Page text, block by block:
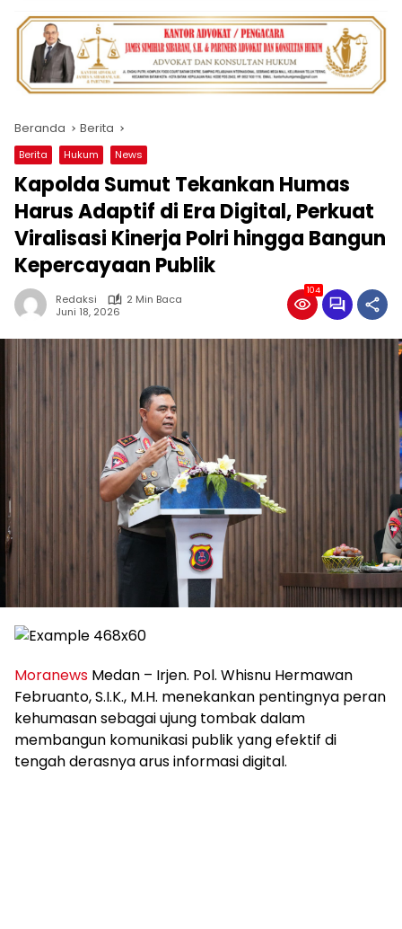
Beranda Berita
Berita Hukum News
Kapolda Sumut Tekankan Humas
Harus Adaptif di Era Digital, Perkuat
Viralisasi Kinerja Polri hingga Bangun
Kepercayaan Publik
Redaksi
2 Min Baca
Juni 18, 2026
104
Moranews Medan – Irjen. Pol. Whisnu Hermawan
Februanto, S.I.K., M.H. menekankan pentingnya peran
kehumasan sebagai ujung tombak dalam
membangun komunikasi publik yang efektif di
tengah derasnya arus informasi digital.